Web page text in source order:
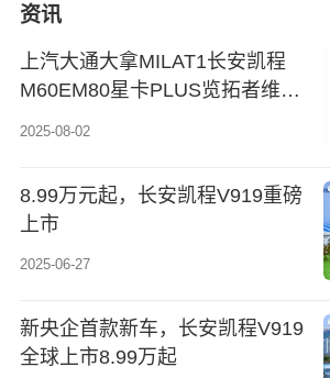
资讯
上汽大通大拿MILAT1长安凯程
M60EM80星卡PLUS览拓者维修
2025-08-02
8.99万元起，长安凯程V919重磅
上市
2025-06-27
新央企首款新车，长安凯程V919
全球上市8.99万起